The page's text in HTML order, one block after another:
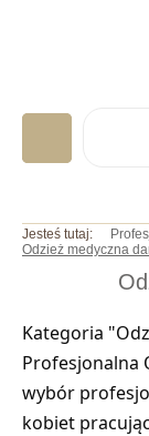
ART.
NADRUKI/
INNE BHP
Jesteś tutaj:
Odzież medyczna
Kategoria "
Profesjonalna
wybór
kobiet